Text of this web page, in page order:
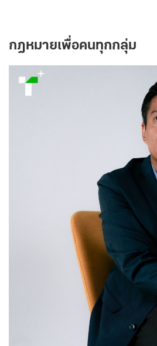
กฎหมายเพื่อคนทุกกลุ่ม